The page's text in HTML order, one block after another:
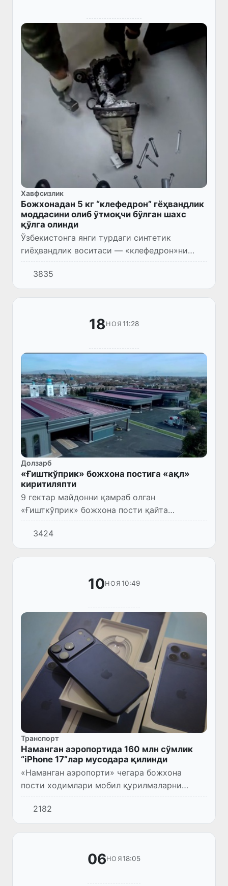
Хавфсизлик
Божхонадан 5 кг “клефедрон” гёҳвандлик
моддасини олиб ўтмоқчи бўлган шахс
қўлга олинди
Ўзбекистонга янги турдаги синтетик
гиёҳвандлик воситаси — «клефедрон»ни
олиб киришга уриниш божхоначилар
томонидан тўхтатилди.
3835
18НОЯ 11:28
Долзарб
«Ғишткўприк» божхона постига «ақл»
киритиляпти
9 гектар майдонни қамраб олган
«Ғишткўприк» божхона пости қайта
қурилгач, шунчаки рақамлашган пост эмас,
балки интеллектуал божхона пости сифатида
қайта намоён бўлади.
3424
10НОЯ 10:49
Транспорт
Наманган аэропортида 160 млн сўмлик
“iPhone 17”лар мусодара қилинди
«Наманган аэропорти» чегара божхона
пости ходимлари мобил қурилмаларни
мамлакатга яширинча олиб киришга бўлган
қатор уринишларни аниқлади.
2182
06НОЯ18:05